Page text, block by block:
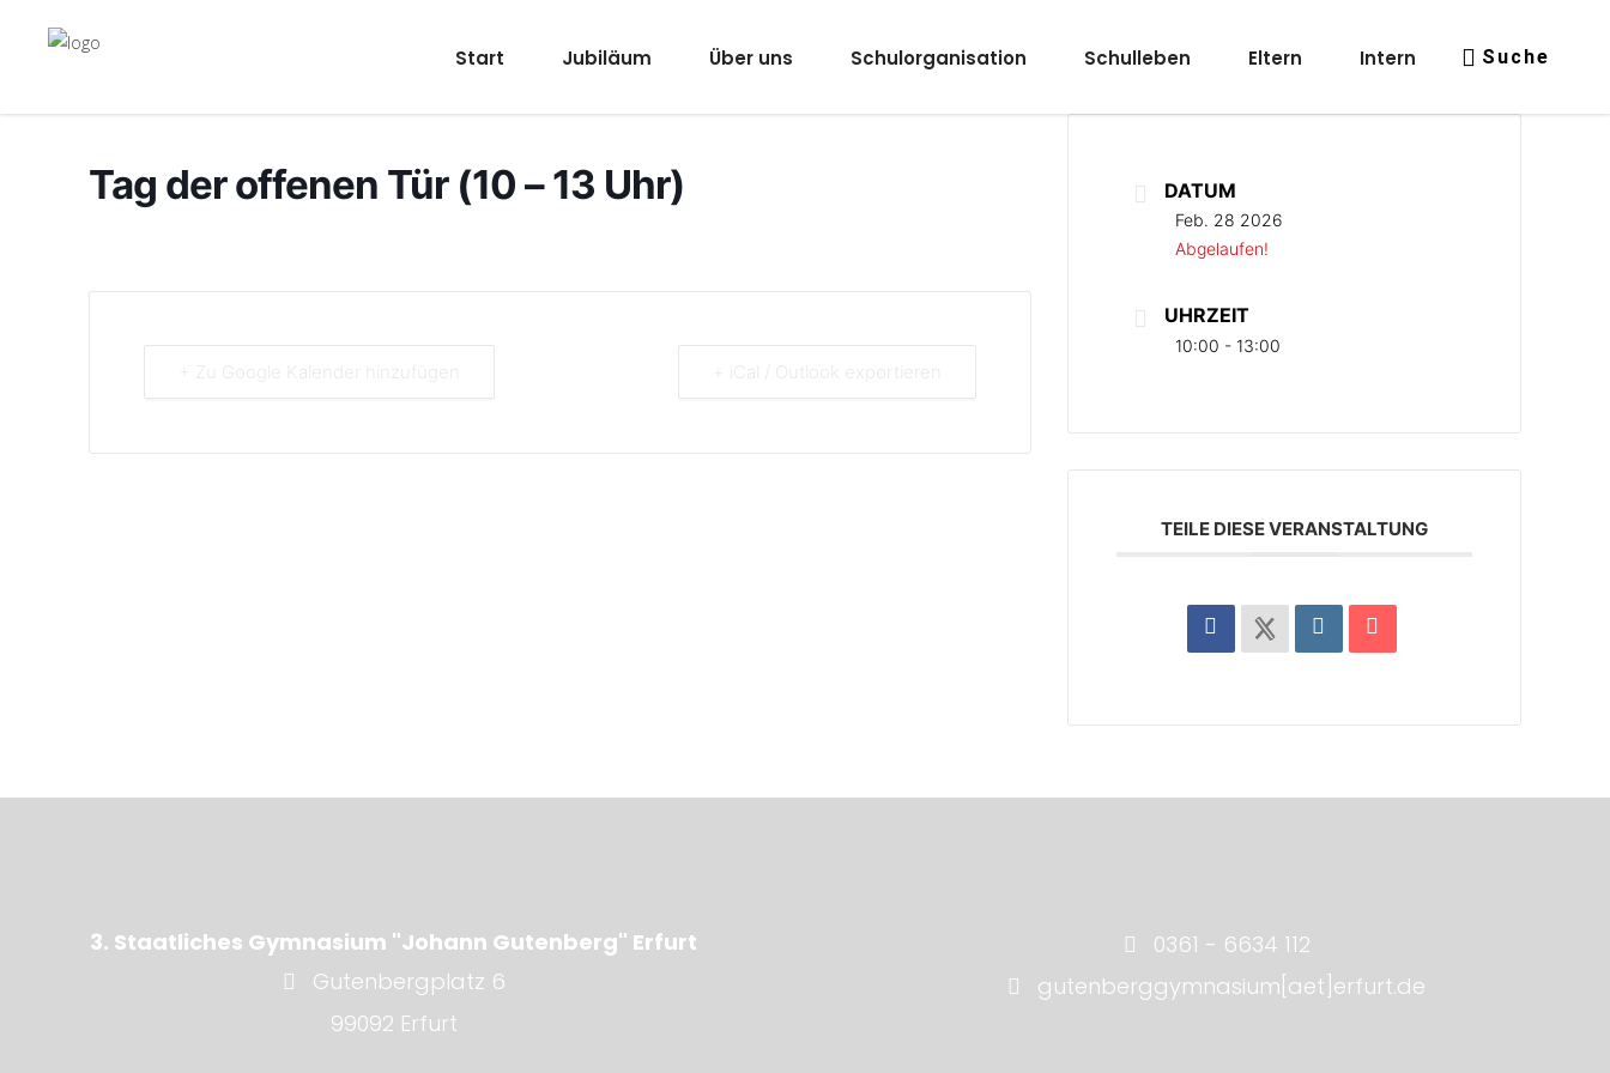
Start Jubiläum Über uns Schulorganisation Schulleben Eltern Intern Suche
Tag der offenen Tür (10 – 13 Uhr) DATUM
Feb. 28 2026
Abgelaufen!
UHRZEIT
10:00 - 13:00
TEILE DIESE VERANSTALTUNG
3. Staatliches Gymnasium "Johann Gutenberg" Erfurt
Gutenbergplatz 6
99092 Erfurt
0361 - 6634 112
gutenberggymnasium[aet]erfurt.de